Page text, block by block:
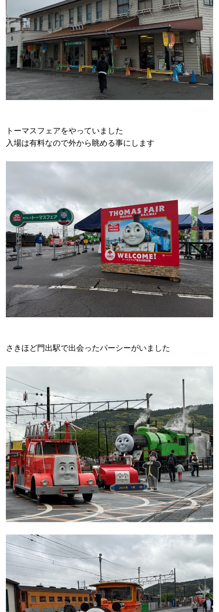
トーマスフェアをやっていました
入場は有料なので外から眺める事にします
さきほど門出駅で出会ったパーシーがいました